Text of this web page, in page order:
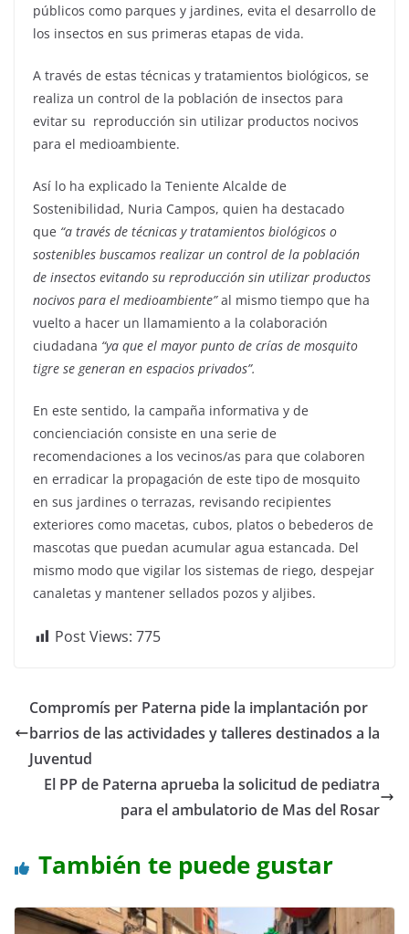
públicos como parques y jardines, evita el desarrollo de
los insectos en sus primeras etapas de vida.
A través de estas técnicas y tratamientos biológicos, se
realiza un control de la población de insectos para
evitar su reproducción sin utilizar productos nocivos
para el medioambiente.
Así lo ha explicado la Teniente Alcalde de
Sostenibilidad, Nuria Campos, quien ha destacado
que “a través de técnicas y tratamientos biológicos o
sostenibles buscamos realizar un control de la población
de insectos evitando su reproducción sin utilizar productos
nocivos para el medioambiente”al mismo tiempo que ha
vuelto a hacer un llamamiento a la colaboración
ciudadana “ya que el mayor punto de crías de mosquito
tigre se generan en espacios privados”.
En este sentido, la campaña informativa y de
concienciación consiste en una serie de
recomendaciones a los vecinos/as para que colaboren
en erradicar la propagación de este tipo de mosquito
en sus jardines o terrazas, revisando recipientes
exteriores como macetas, cubos, platos o bebederos de
mascotas que puedan acumular agua estancada. Del
mismo modo que vigilar los sistemas de riego, despejar
canaletas y mantener sellados pozos y aljibes.
Post Views: 775
Compromís per Paterna pide la implantación por
barrios de las actividades y talleres destinados a la
Juventud
El PP de Paterna aprueba la solicitud de pediatra
para el ambulatorio de Mas del Rosar
También te puede gustar